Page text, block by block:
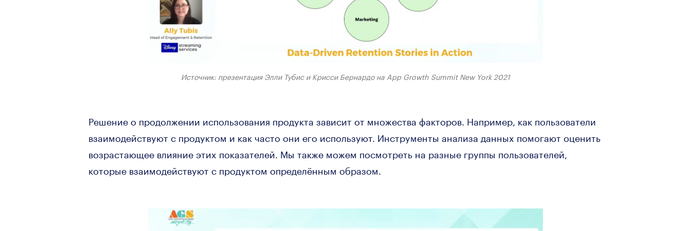
Источник: презентация Элли Тубис и Крисси Бернардо на App Growth Summit New York 2021
Решение о продолжении использования продукта зависит от множества факторов. Например, как пользователи
взаимодействуют с продуктом и как часто они его используют. Инструменты анализа данных помогают оценить
возрастающее влияние этих показателей. Мы также можем посмотреть на разные группы пользователей,
которые взаимодействуют с продуктом определённым образом.